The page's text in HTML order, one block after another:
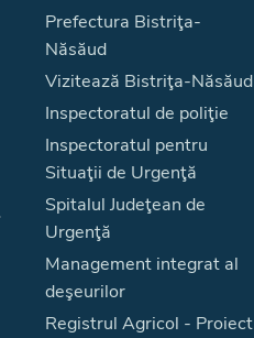
Prefectura Bistriţa-
Năsăud
Vizitează Bistriţa-Năsăud
Inspectoratul de poliţie
Inspectoratul pentru
Situaţii de Urgenţă
Spitalul Judeţean de
Urgenţă
Management integrat al
deşeurilor
Registrul Agricol - Proiect